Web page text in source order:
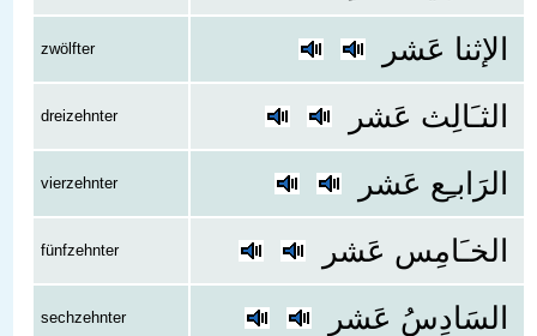
zwölfter الإثنا عَشر
dreizehnter الثـَالِث عَشر
vierzehnter الرَابـِع عَشر
fünfzehnter الخـَامِس عَشر
sechzehnter السَادِسُ عَشر